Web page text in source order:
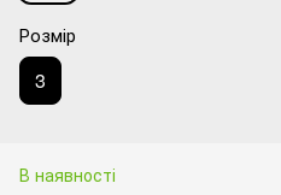
Розмір
3
В наявності